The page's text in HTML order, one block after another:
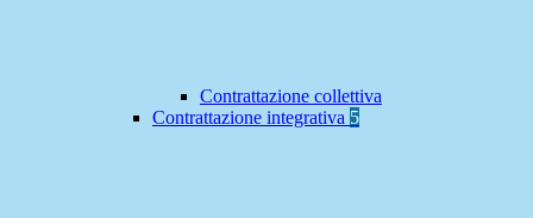
Contrattazione collettiva
Contrattazione integrativa 5